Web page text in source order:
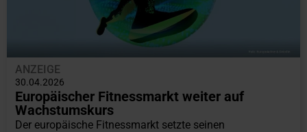
ANZEIGE
30.04.2026
Europäischer Fitnessmarkt weiter auf
Wachstumskurs
Der europäische Fitnessmarkt setzte seinen